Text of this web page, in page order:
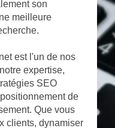
son
meilleure
est l'un de nos
expertise,
SEO
de
Que vous
clients, dynamiser